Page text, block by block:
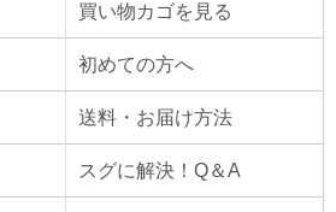
買い物カゴを見る
初めての方へ
送料・お届け方法
スグに解決！Q＆A